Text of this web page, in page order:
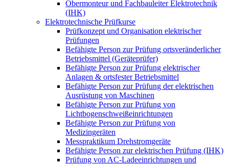
Obermonteur und Fachbauleiter Elektrotechnik
(IHK)
Elektrotechnische Prüfkurse
Prüfkonzept und Organisation elektrischer
Prüfungen
Befähigte Person zur Prüfung ortsveränderlicher
Betriebsmittel (Geräteprüfer)
Befähigte Person zur Prüfung elektrischer
Anlagen & ortsfester Betriebsmittel
Befähigte Person zur Prüfung der elektrischen
Ausrüstung von Maschinen
Befähigte Person zur Prüfung von
Lichtbogenschweißeinrichtungen
Befähigte Person zur Prüfung von
Medizingeräten
Messpraktikum Drehstromgeräte
Befähigte Person zur elektrischen Prüfung (IHK)
Prüfung von AC-Ladeeinrichtungen und